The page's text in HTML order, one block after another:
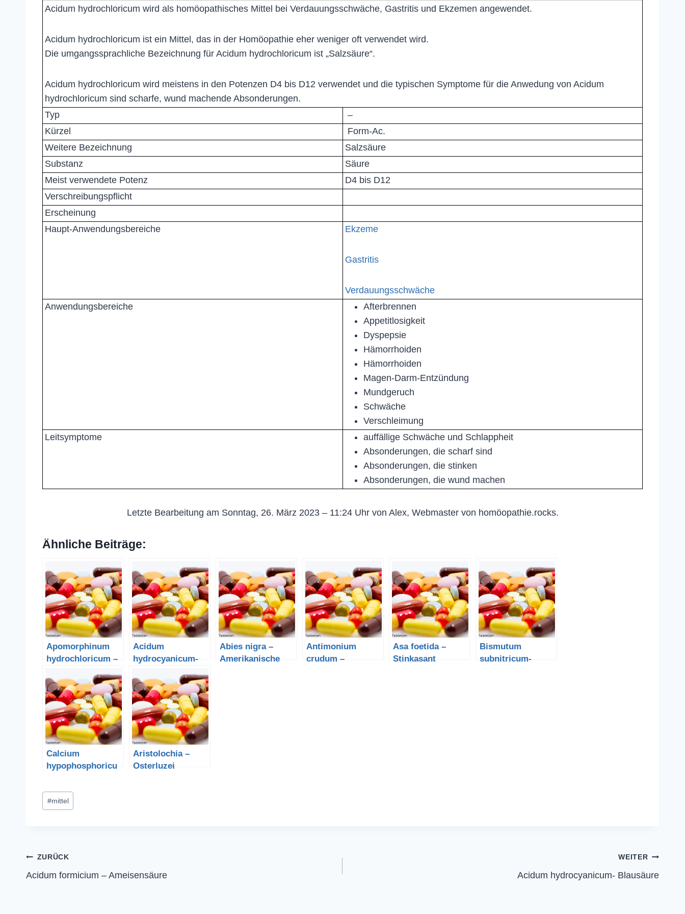
Acidum hydrochloricum wird als homöopathisches Mittel bei Verdauungsschwäche, Gastritis und Ekzemen angewendet.
Acidum hydrochloricum ist ein Mittel, das in der Homöopathie eher weniger oft verwendet wird.
Die umgangssprachliche Bezeichnung für Acidum hydrochloricum ist „Salzsäure“.
Acidum hydrochloricum wird meistens in den Potenzen D4 bis D12 verwendet und die typischen Symptome für die Anwedung von Acidum
hydrochloricum sind scharfe, wund machende Absonderungen.
Typ
–
Kürzel
Form-Ac.
Weitere Bezeichnung
Salzsäure
Substanz
Säure
Meist verwendete Potenz
D4 bis D12
Verschreibungspflicht
Erscheinung
Haupt-Anwendungsbereiche
Ekzeme
Gastritis
Verdauungsschwäche
Anwendungsbereiche
Afterbrennen
Appetitlosigkeit
Dyspepsie
Hämorrhoiden
Hämorrhoiden
Magen-Darm-Entzündung
Mundgeruch
Schwäche
Verschleimung
Leitsymptome
auffällige Schwäche und Schlappheit
Absonderungen, die scharf sind
Absonderungen, die stinken
Absonderungen, die wund machen
Letzte Bearbeitung am Sonntag, 26. März 2023 – 11:24 Uhr von Alex, Webmaster von homöopathie.rocks.
Ähnliche Beiträge:
Apomorphinum
hydrochloricum –
chlorid
Acidum
hydrocyanicum-
Abies nigra –
Amerikanische
Antimonium
crudum –
Asa foetida –
Stinkasant
Bismutum
subnitricum-
Calcium
hypophosphoricu
Calciumhypophos
phosphit
Aristolochia –
Osterluzei
Schlagworte:
#mittel
Beitragsnavigation
ZURÜCK
Acidum formicium – Ameisensäure
WEITER
Acidum hydrocyanicum- Blausäure